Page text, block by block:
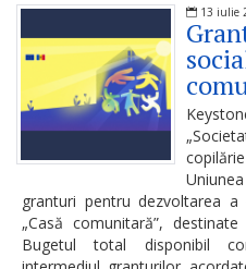
Consilierii
raionali
Comisiile
consultative
de
specialitate
13 iulie
granturi pentru dezvoltarea
„Casă comunitară”,
Bugetul total disponibil